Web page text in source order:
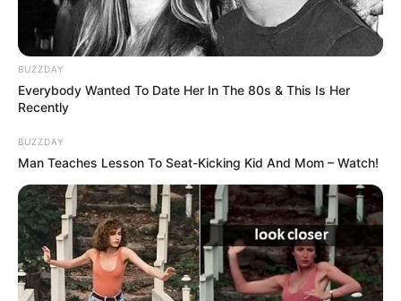
BUZZDAY
Everybody Wanted To Date Her In The 80s & This Is Her
Recently
BUZZDAY
Man Teaches Lesson To Seat-Kicking Kid And Mom – Watch!